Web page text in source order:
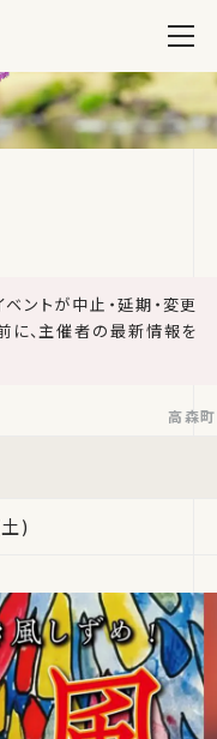
ントが中止・延期・変更
に、主催者の最新情報を
高森町
)